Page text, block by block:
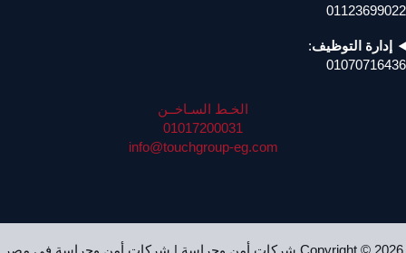
01123699022
إدارة التوظيف:
01070716436
الخـط السـاخــن
01017200031
info@touchgroup-eg.com